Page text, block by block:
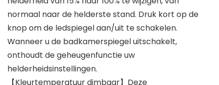
normaal naar de helderste stand. Druk kort op de
knop om de ledspiegel aan/uit te schakelen.
Wanneer u de badkamerspiegel uitschakelt,
onthoudt de geheugenfunctie uw
helderheidsinstellingen.
【Kleurtemperatuur dimbaar】Deze